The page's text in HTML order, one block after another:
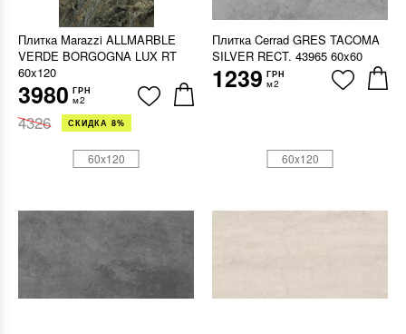
Плитка Marazzi ALLMARBLE
VERDE BORGOGNA LUX RT
60x120
3980 ГРН
м2
4326 СКИДКА 8%
Плитка Cerrad GRES TACOMA
SILVER RECT. 43965 60x60
1239 ГРН
м2
60x120 60x120